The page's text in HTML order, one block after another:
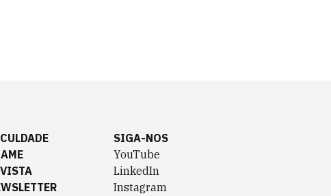
SIGA-NOS
YouTube
LinkedIn
Instagram